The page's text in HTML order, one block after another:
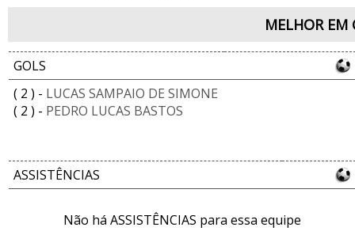
MELHOR
GOLS
( 2 ) - LUCAS SAMPAIO DE SIMONE
( 2 ) - PEDRO LUCAS BASTOS
ASSISTÊNCIAS
Não há ASSISTÊNCIAS para essa equipe